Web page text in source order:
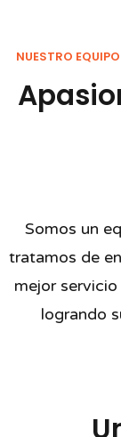
NUESTRO EQUIPO
Somos un
tratamos de
mejor
logrando